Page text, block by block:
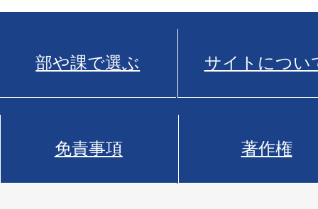
部や課で選ぶ サイトについ
免責事項 著作権